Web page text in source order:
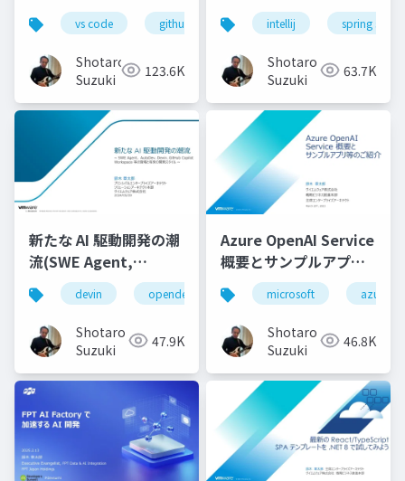
ロンドエンド開発実践-
s
vs code github copilot gemini locofy.ai
Shotaro
Suzuki
123.6K
コーディングを最大限
効率化する-配布用
intellij spring starter
Shotaro
Suzuki
63.7K
新たな AI 駆動開発の潮
流(SWE Agent,
AutoDev,Devin,
GitHub Copilot
Workspace等)
devin opendevin azure autodev
Shotaro
Suzuki
47.9K
Azure OpenAI Service
概要とサンプルアプリ
等のご紹介
microsoft azure
Shotaro
Suzuki
46.8K